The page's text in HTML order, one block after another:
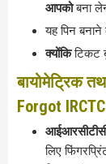
आपकोबना
यह पिन
क्योंकिटिकट
बायोमेट्रिक
Forgot
लिए